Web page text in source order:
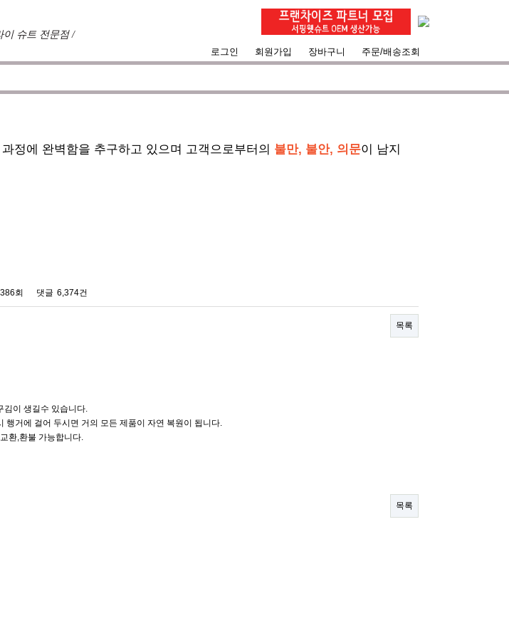
이 슈트 전문점 /
로그인 회원가입 장바구니 주문/배송조회
시즌 진화한 슈트를 개발하여 서핑라이프의 즐거움을 대화하는 것에 목표
정에 완벽함을 추구하고 있으며 고객으로부터의 불만, 불안, 의문이 남지
회 댓글 6,374건
목록
김이 생길수 있습니다.
거에 걸어 두시면 거의 모든 제품이 자연 복원이 됩니다.
환,환불 가능합니다.
목록